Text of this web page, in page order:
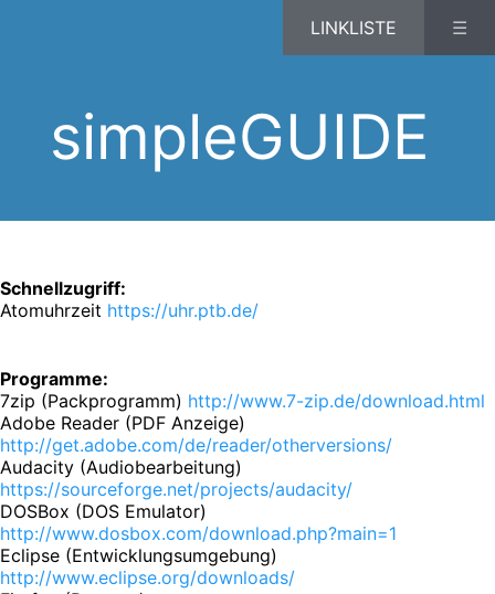
simpleGUIDE
☰
LINKLISTE
Schnellzugriff:
Atomuhrzeit https://uhr.ptb.de/
Programme:
7zip (Packprogramm) http://www.7-zip.de/download.html
Adobe Reader (PDF Anzeige)
http://get.adobe.com/de/reader/otherversions/
Audacity (Audiobearbeitung)
https://sourceforge.net/projects/audacity/
DOSBox (DOS Emulator)
http://www.dosbox.com/download.php?main=1
Eclipse (Entwicklungsumgebung)
http://www.eclipse.org/downloads/